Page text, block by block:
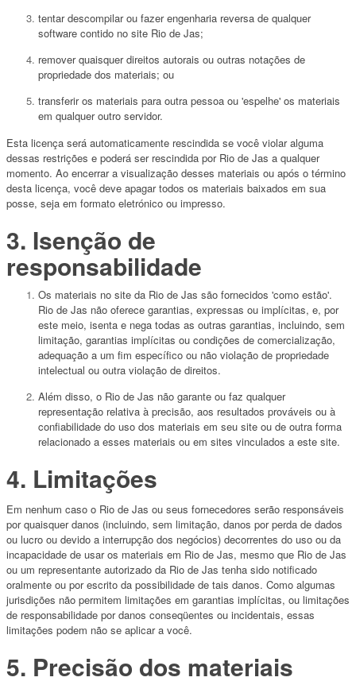
tentar descompilar ou fazer engenharia reversa de qualquer
software contido no site Rio de Jas;
remover quaisquer direitos autorais ou outras notações de
propriedade dos materiais; ou
transferir os materiais para outra pessoa ou 'espelhe' os materiais
em qualquer outro servidor.
Esta licença será automaticamente rescindida se você violar alguma
dessas restrições e poderá ser rescindida por Rio de Jas a qualquer
momento. Ao encerrar a visualização desses materiais ou após o término
desta licença, você deve apagar todos os materiais baixados em sua
posse, seja em formato eletrónico ou impresso.
3. Isenção de
responsabilidade
Os materiais no site da Rio de Jas são fornecidos 'como estão'.
Rio de Jas não oferece garantias, expressas ou implícitas, e, por
este meio, isenta e nega todas as outras garantias, incluindo, sem
limitação, garantias implícitas ou condições de comercialização,
adequação a um fim específico ou não violação de propriedade
intelectual ou outra violação de direitos.
Além disso, o Rio de Jas não garante ou faz qualquer
representação relativa à precisão, aos resultados prováveis ​​ou à
confiabilidade do uso dos materiais em seu site ou de outra forma
relacionado a esses materiais ou em sites vinculados a este site.
4. Limitações
Em nenhum caso o Rio de Jas ou seus fornecedores serão responsáveis ​​
por quaisquer danos (incluindo, sem limitação, danos por perda de dados
ou lucro ou devido a interrupção dos negócios) decorrentes do uso ou da
incapacidade de usar os materiais em Rio de Jas, mesmo que Rio de Jas
ou um representante autorizado da Rio de Jas tenha sido notificado
oralmente ou por escrito da possibilidade de tais danos. Como algumas
jurisdições não permitem limitações em garantias implícitas, ou limitações
de responsabilidade por danos conseqüentes ou incidentais, essas
limitações podem não se aplicar a você.
5. Precisão dos materiais